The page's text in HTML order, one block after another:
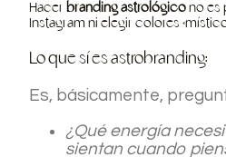
Hacerbranding astrológicono es
Instagram ni elegir colores
Lo que sí es astrobranding:
Es, básicamente,
¿Qué energía
sientan cuando